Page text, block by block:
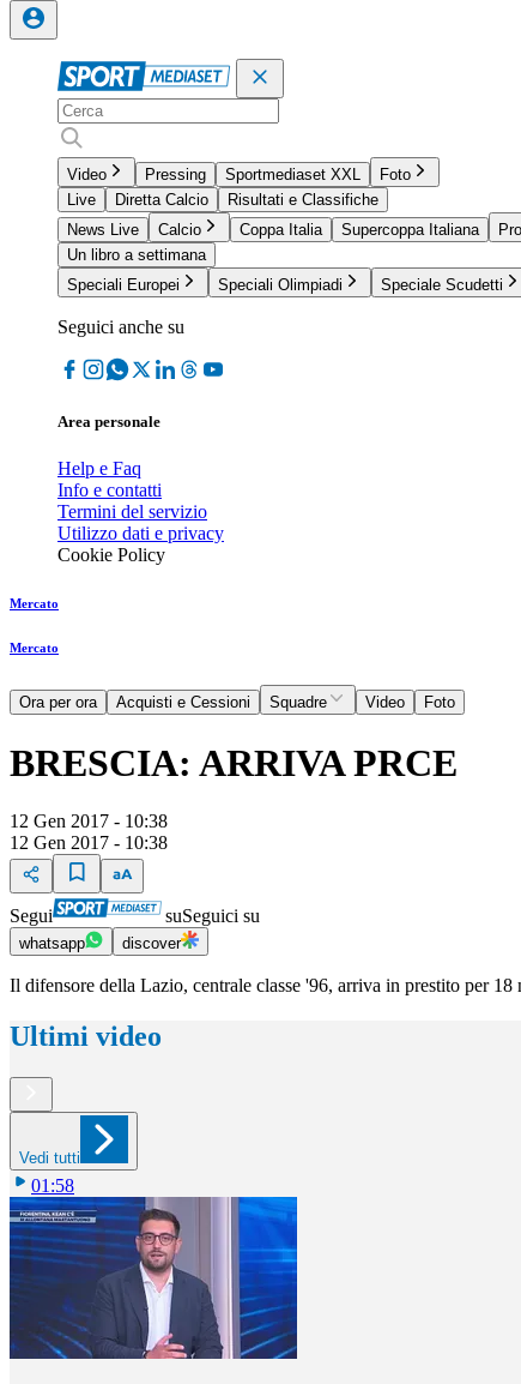
Video Pressing Sportmediaset XXL
Foto
Live
Diretta Calcio
Risultati e Classifiche
News Live
Calcio Coppa Italia Supercoppa Italiana
Un libro a settimana
Speciali Europei
Speciali Olimpiadi Speciale Scudetti
Seguici anche su
Area personale
Help e Faq
Info e contatti
Termini del servizio
Utilizzo dati e privacy
Cookie Policy
Mercato
Mercato
Ora per ora Acquisti e Cessioni Squadre Video Foto
BRESCIA: ARRIVA PRCE
12 Gen 2017 - 10:38
12 Gen 2017 - 10:38
Segui suSeguici su
whatsapp discover
Il difensore della Lazio, centrale classe '96, arriva in prestito per
Ultimi video
Vedi tutti
01:58